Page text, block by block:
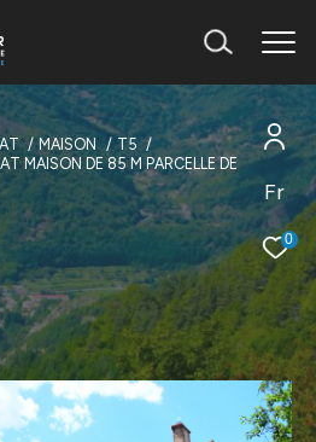
Fr
0
MAISON
T5
MAISON DE 85 M PARCELLE DE